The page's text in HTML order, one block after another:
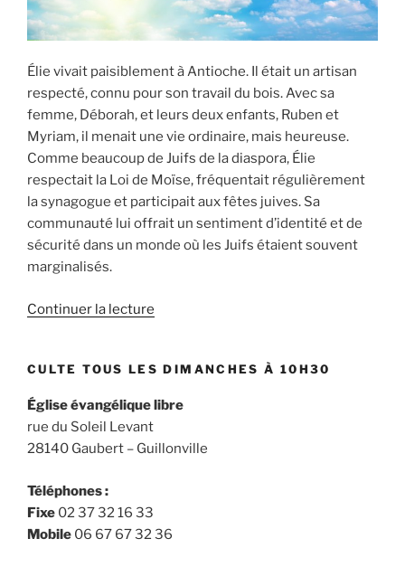
Élie vivait paisiblement à Antioche. Il était un artisan
respecté, connu pour son travail du bois. Avec sa
femme, Déborah, et leurs deux enfants, Ruben et
Myriam, il menait une vie ordinaire, mais heureuse.
Comme beaucoup de Juifs de la diaspora, Élie
respectait la Loi de Moïse, fréquentait régulièrement
la synagogue et participait aux fêtes juives. Sa
communauté lui offrait un sentiment d’identité et de
sécurité dans un monde où les Juifs étaient souvent
marginalisés.
Continuer la lecture
traversé
le
CULTE TOUS LES DIMANCHES À 10H30
Église évangélique libre
rue du Soleil Levant
28140 Gaubert – Guillonville
Téléphones :
Fixe 02 37 32 16 33
Mobile 06 67 67 32 36